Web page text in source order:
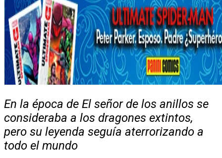
En la época de El señor de los anillos se
consideraba a los dragones extintos,
pero su leyenda seguía aterrorizando a
todo el mundo